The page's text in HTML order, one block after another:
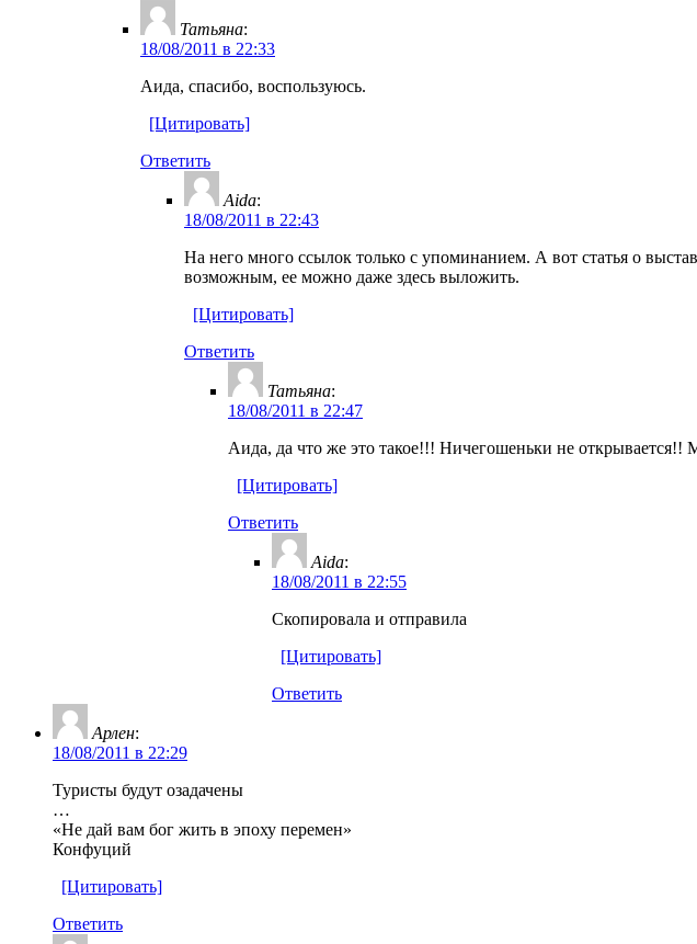
Татьяна:
18/08/2011 в 22:33
Аида, спасибо, воспользуюсь.
[Цитировать]
Ответить
Aida:
18/08/2011 в 22:43
На него много ссылок только с упоминанием. А вот статья о
возможным, ее можно даже здесь выложить.
[Цитировать]
Ответить
Татьяна:
18/08/2011 в 22:47
Аида, да что же это такое!!! Ничегошеньки не
[Цитировать]
Ответить
Aida:
18/08/2011 в 22:55
Скопировала и отправила
[Цитировать]
Ответить
Арлен:
18/08/2011 в 22:29
Туристы будут озадачены
…
«Не дай вам бог жить в эпоху перемен»
Конфуций
[Цитировать]
Ответить